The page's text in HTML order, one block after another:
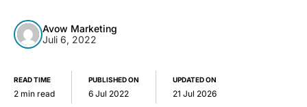
Avow Marketing
Juli 6, 2022
READ TIME
2 min read
PUBLISHED ON
6 Jul 2022
UPDATED ON
21 Jul 2026